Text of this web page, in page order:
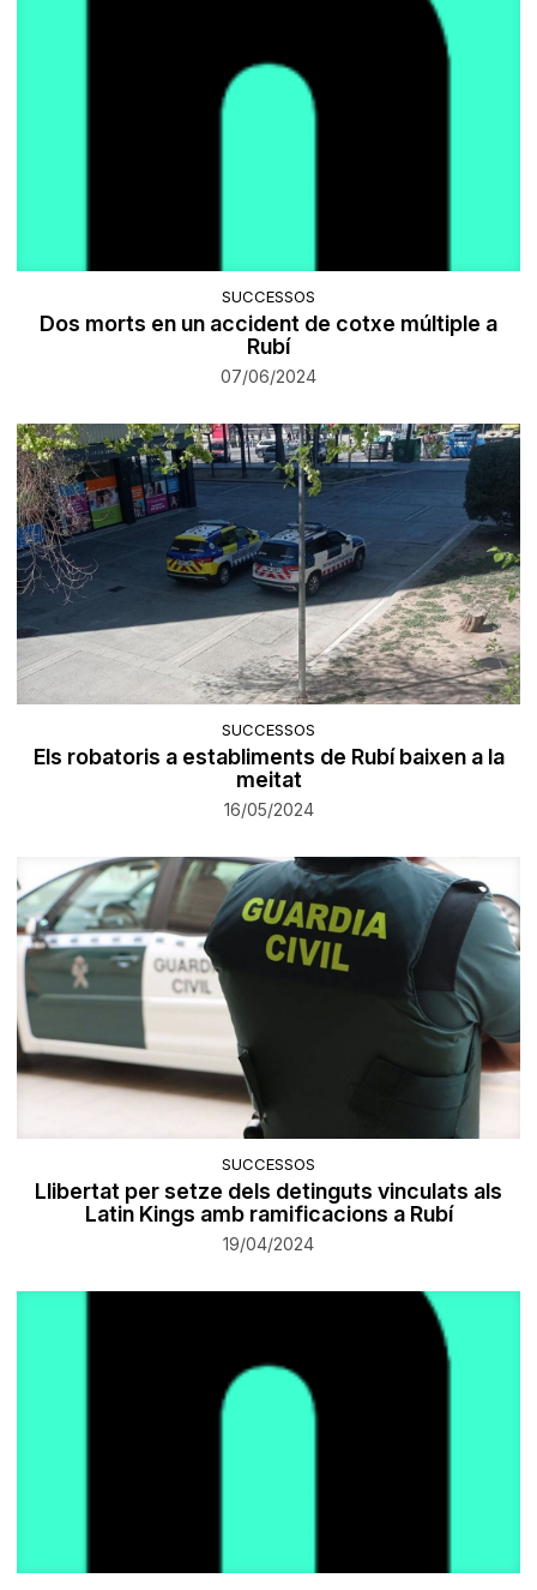
SUCCESSOS
Dos morts en un accident de cotxe múltiple a
Rubí
07/06/2024
SUCCESSOS
Els robatoris a establiments de Rubí baixen a la
meitat
16/05/2024
SUCCESSOS
Llibertat per setze dels detinguts vinculats als
Latin Kings amb ramificacions a Rubí
19/04/2024